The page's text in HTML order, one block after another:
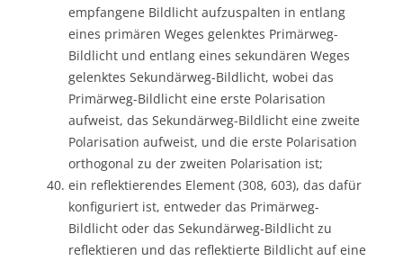
empfangene Bildlicht aufzuspalten in entlang
eines primären Weges gelenktes Primärweg-
Bildlicht und entlang eines sekundären Weges
gelenktes Sekundärweg-Bildlicht, wobei das
Primärweg-Bildlicht eine erste Polarisation
aufweist, das Sekundärweg-Bildlicht eine zweite
Polarisation aufweist, und die erste Polarisation
orthogonal zu der zweiten Polarisation ist;
ein reflektierendes Element (308, 603), das dafür
konfiguriert ist, entweder das Primärweg-
Bildlicht oder das Sekundärweg-Bildlicht zu
reflektieren und das reflektierte Bildlicht auf eine